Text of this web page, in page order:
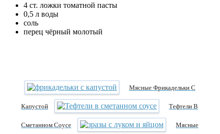
4 ст. ложки томатной пасты
0,5 л воды
соль
перец чёрный молотый
Мясные Фрикадельки С
Капустой Тефтели В
Сметанном Соусе Мясные